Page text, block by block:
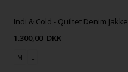
Indi & Cold - Quiltet Denim Jakke
1.300,00 DKK
M L